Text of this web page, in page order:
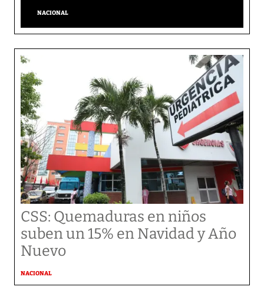
NACIONAL
CSS: Quemaduras en niños
suben un 15% en Navidad y Año
Nuevo
NACIONAL